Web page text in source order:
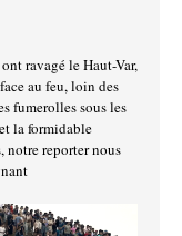
ravagé le Haut-Var,
au feu, loin des
fumerolles sous les
la formidable
notre reporter nous